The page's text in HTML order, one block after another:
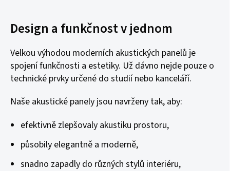
Design a funkčnost v jednom
Velkou výhodou moderních akustických panelů je
spojení funkčnosti a estetiky. Už dávno nejde pouze o
technické prvky určené do studií nebo kanceláří.
Naše akustické panely jsou navrženy tak, aby:
efektivně zlepšovaly akustiku prostoru,
působily elegantně a moderně,
snadno zapadly do různých stylů interiéru,